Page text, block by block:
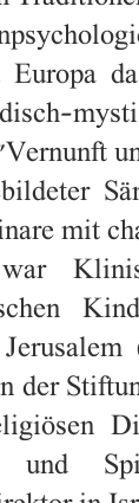
Europa
mit
der
und